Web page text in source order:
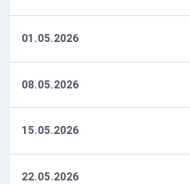
01.05.2026
08.05.2026
15.05.2026
22.05.2026